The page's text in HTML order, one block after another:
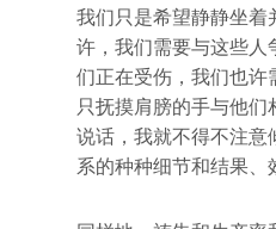
我们只是希望静静坐着
许，我们需要与这些人
们正在受伤，我们也许
只抚摸肩膀的手与他
说话，我就不得不注意
系的种种细节和结果、